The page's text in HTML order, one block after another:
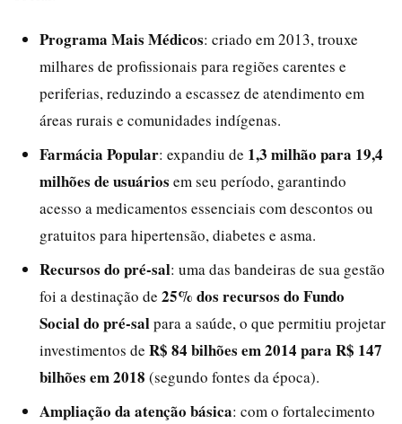
Programa Mais Médicos: criado em 2013, trouxe
milhares de profissionais para regiões carentes e
periferias, reduzindo a escassez de atendimento em
áreas rurais e comunidades indígenas.
Farmácia Popular: expandiu de 1,3 milhão para 19,4
milhões de usuários em seu período, garantindo
acesso a medicamentos essenciais com descontos ou
gratuitos para hipertensão, diabetes e asma.
Recursos do pré-sal: uma das bandeiras de sua gestão
foi a destinação de 25% dos recursos do Fundo
Social do pré-salpara a saúde, o que permitiu projetar
investimentos de R$ 84 bilhões em 2014 para R$ 147
bilhões em 2018 (segundo fontes da época).
Ampliação da atenção básica: com o fortalecimento